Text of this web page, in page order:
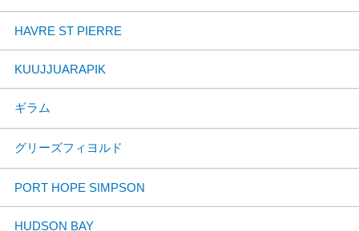
HAVRE ST PIERRE
KUUJJUARAPIK
ギラム
グリーズフィヨルド
PORT HOPE SIMPSON
HUDSON BAY